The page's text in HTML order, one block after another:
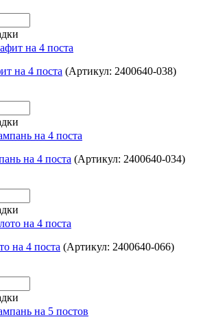
на 4 поста (Артикул: 2400640-038)
на 4 поста (Артикул: 2400640-034)
на 4 поста (Артикул: 2400640-066)